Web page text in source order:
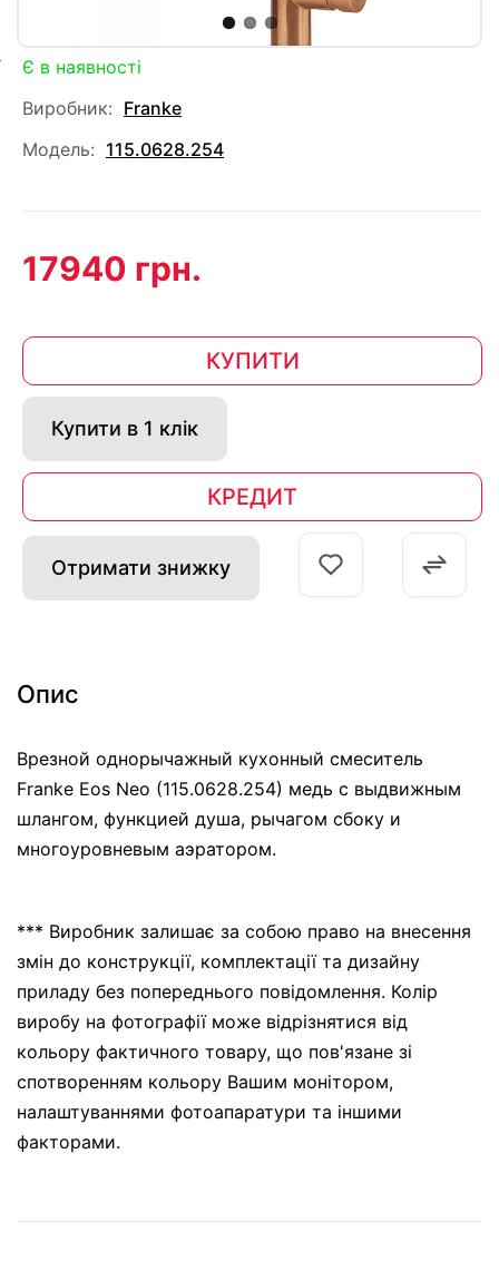
Є в наявності
Виробник: Franke
Модель: 115.0628.254
17940 грн.
КУПИТИ
Купити в 1 клік
КРЕДИТ
Отримати знижку
Опис
Врезной однорычажный кухонный смеситель
Franke Eos Neo (115.0628.254) медь с выдвижным
шлангом, функцией душа, рычагом сбоку и
многоуровневым аэратором.
*** Виробник залишає за собою право на внесення
змін до конструкції, комплектації та дизайну
приладу без попереднього повідомлення. Колір
виробу на фотографії може відрізнятися від
кольору фактичного товару, що пов'язане зі
спотворенням кольору Вашим монітором,
налаштуваннями фотоапаратури та іншими
факторами.